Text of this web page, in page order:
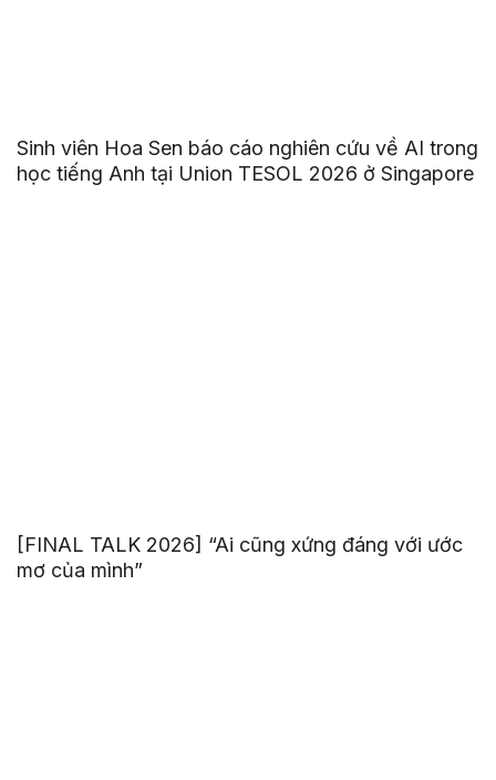
Sinh viên Hoa Sen báo cáo nghiên cứu về AI trong
học tiếng Anh tại Union TESOL 2026 ở Singapore
[FINAL TALK 2026] “Ai cũng xứng đáng với ước
mơ của mình”